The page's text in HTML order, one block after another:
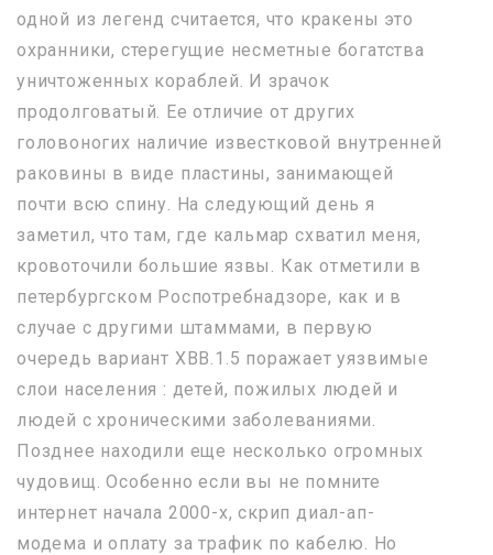
одной из легенд считается, что кракены это
охранники, стерегущие несметные богатства
уничтоженных кораблей. И зрачок
продолговатый. Ее отличие от других
головоногих наличие известковой внутренней
раковины в виде пластины, занимающей
почти всю спину. На следующий день я
заметил, что там, где кальмар схватил меня,
кровоточили большие язвы. Как отметили в
петербургском Роспотребнадзоре, как и в
случае с другими штаммами, в первую
очередь вариант XBB.1.5 поражает уязвимые
слои населения : детей, пожилых людей и
людей с хроническими заболеваниями.
Позднее находили еще несколько огромных
чудовищ. Особенно если вы не помните
интернет начала 2000-х, скрип диал-ап-
модема и оплату за трафик по кабелю. Но